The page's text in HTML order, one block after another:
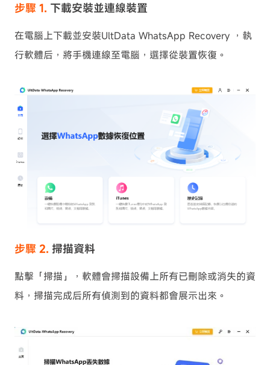
步驟 1. 下載安裝並連線裝置
在電腦上下載並安裝UltData WhatsApp Recovery ，執
行軟體后，將手機連線至電腦，選擇從裝置恢復。
步驟 2. 掃描資料
點擊「掃描」，軟體會掃描設備上所有已刪除或消失的資
料，掃描完成后所有偵測到的資料都會展示出來。